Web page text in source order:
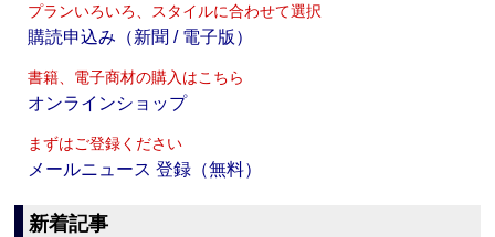
プランいろいろ、スタイルに合わせて選択
購読申込み（新聞 / 電子版）
書籍、電子商材の購入はこちら
オンラインショップ
まずはご登録ください
メールニュース 登録（無料）
新着記事